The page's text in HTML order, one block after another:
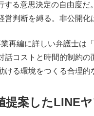
する意思決定の自由度
営判断を縛る。非公開化
再編に詳しい弁護士は
話コストと時間的制約
ける環境をつくる合理的
提案したLINE